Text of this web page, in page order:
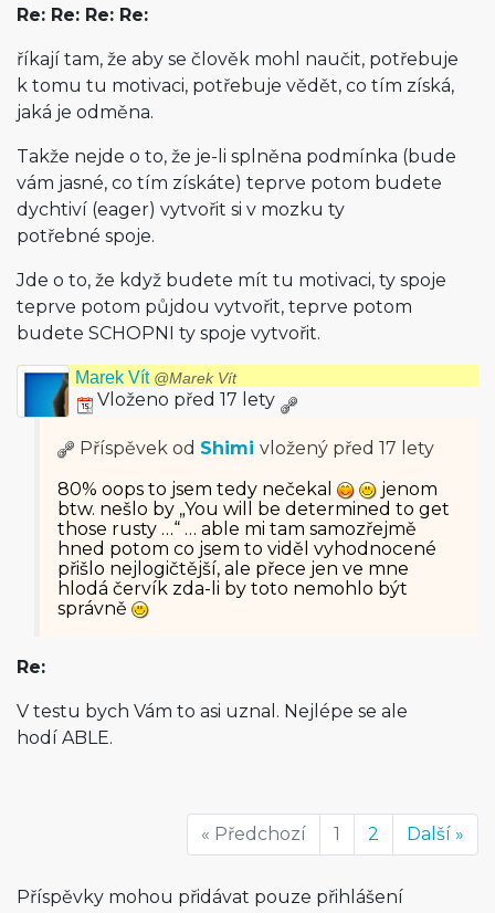
Re: Re: Re: Re:
říkají tam, že aby se člověk mohl naučit, potřebuje
k tomu tu motivaci, potřebuje vědět, co tím získá,
jaká je odměna.
Takže nejde o to, že je-li splněna podmínka (bude
vám jasné, co tím získáte) teprve potom budete
dychtiví (eager) vytvořit si v mozku ty
potřebné spoje.
Jde o to, že když budete mít tu motivaci, ty spoje
teprve potom půjdou vytvořit, teprve potom
budete SCHOPNI ty spoje vytvořit.
Marek Vít @Marek Vít
Vloženo před 17 lety
Příspěvek od Shimi vložený před 17 lety
80% oops to jsem tedy nečekal
jenom
btw. nešlo by „You will be determined to get
those rusty …“ … able mi tam samozřejmě
hned potom co jsem to viděl vyhodnocené
přišlo nejlogičtější, ale přece jen ve mne
hlodá červík zda-li by toto nemohlo být
správně
Re:
V testu bych Vám to asi uznal. Nejlépe se ale
hodí ABLE.
« Předchozí 1 2 Další »
Příspěvky mohou přidávat pouze přihlášení